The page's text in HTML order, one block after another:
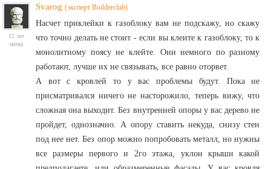
12 лет
назад
Svarog (эксперт Builderclub)
Насчет приклейки к газоблоку вам не подскажу, но скажу
что точно делать не стоит - если вы клеите к газоблоку, то к
монолитному поясу не клейте. Они немного по разному
работают, лучше их не связывать, все равно оторвет.
А вот с кровлей то у вас проблемы будут. Пока не
присматривался ничего не насторожило, теперь вижу, что
сложная она выходит. Без внутренней опоры у вас дерево не
пройдет, однозначно. А опору ставить некуда, снизу стен
под нее нет. Без опор можно попробовать металл, но нужны
все размеры первого и 2го этажа, уклон крыши какой